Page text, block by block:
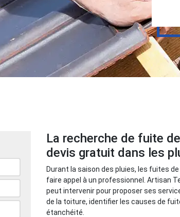
La recherche de fuite
devis gratuit dans les
Durant la saison des pluies, les fuites
faire appel à un professionnel. Artisan
peut intervenir pour proposer ses
de la toiture, identifier les causes de
étanchéité.